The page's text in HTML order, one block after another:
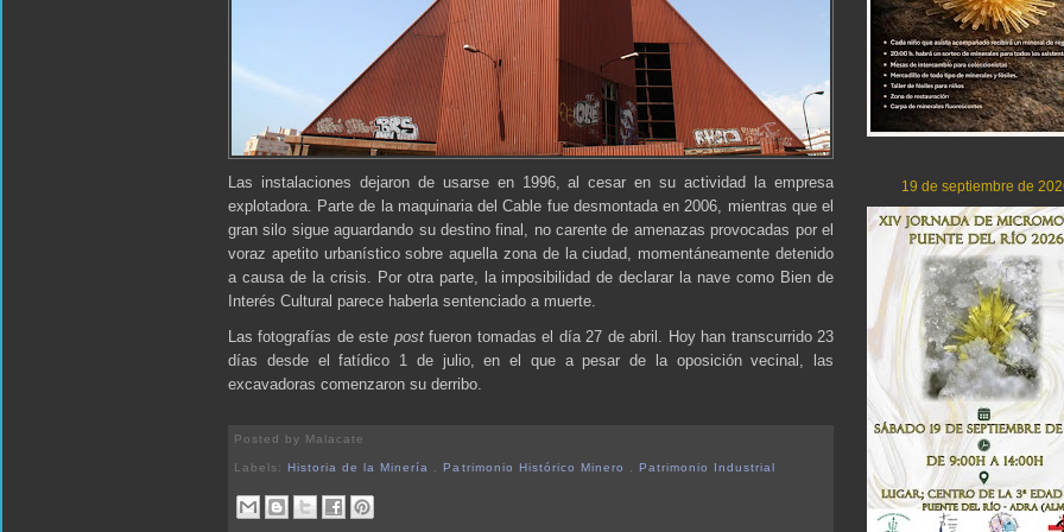
Las instalaciones dejaron de usarse en 1996, al cesar en su actividad la empresa
explotadora. Parte de la maquinaria del Cable fue desmontada en 2006, mientras que el
gran silo sigue aguardando su destino final, no carente de amenazas provocadas por el
voraz apetito urbanístico sobre aquella zona de la ciudad, momentáneamente detenido
a causa de la crisis. Por otra parte, la imposibilidad de declarar la nave como Bien de
Interés Cultural parece haberla sentenciado a muerte.
Las fotografías de este postfueron tomadas el día 27 de abril. Hoy han transcurrido 23
días desde el fatídico 1 de julio, en el que a pesar de la oposición vecinal, las
excavadoras comenzaron su derribo.
Posted by Malacate
Labels:Historia de la Minería ,Patrimonio Histórico Minero Patrimonio Industrial
19 de septiembre de